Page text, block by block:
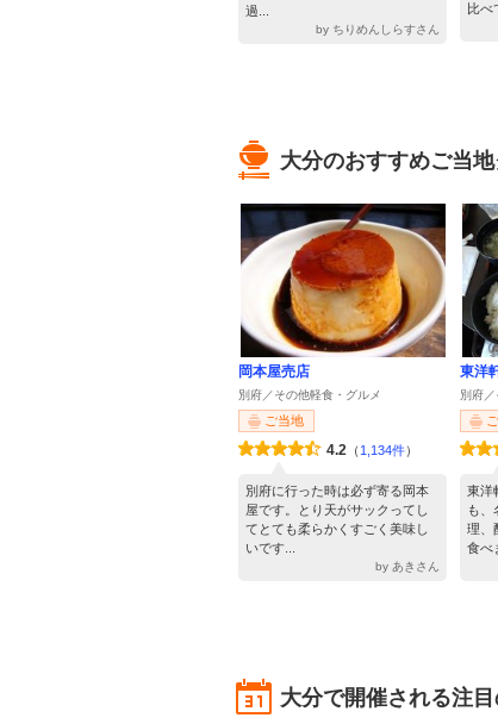
過...
by ちりめんしらすさん
比べ
大分のおすすめご当
岡本屋売店
別府／その他軽食・グルメ
ご当地
4.2 （ 1,134件）
別府に行った時は必ず寄る岡本
屋です。とり天がサックってし
てとても柔らかくすごく美味し
いです...
by あきさん
東洋
別府
東洋
も、
理、
食べ
大分で開催される注